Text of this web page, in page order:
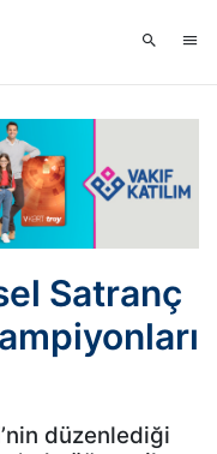
Satranç
düzenlediği